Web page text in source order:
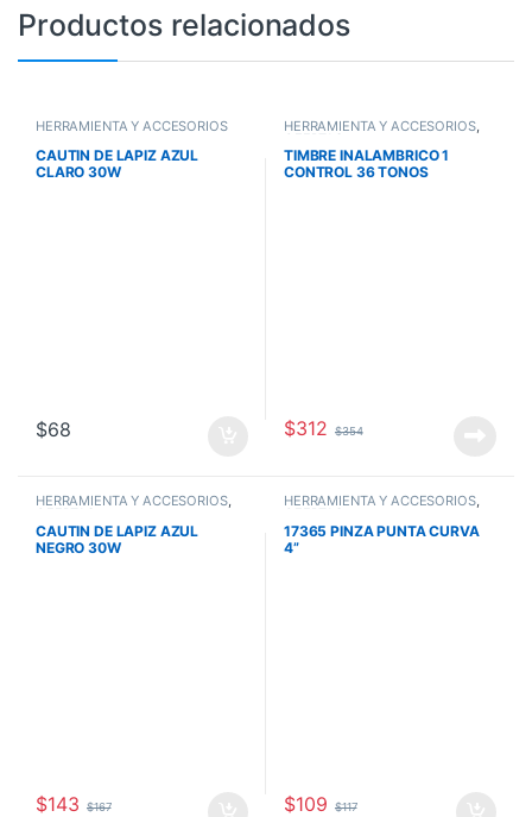
Productos relacionados
HERRAMIENTA Y ACCESORIOS
CAUTIN DE LAPIZ AZUL
CLARO 30W
$68
HERRAMIENTA Y ACCESORIOS,
OFERTAS
TIMBRE INALAMBRICO 1
CONTROL 36 TONOS
$312 $354
HERRAMIENTA Y ACCESORIOS,
OFERTAS
CAUTIN DE LAPIZ AZUL
NEGRO 30W
$143 $167
HERRAMIENTA Y ACCESORIOS,
OFERTAS
17365 PINZA PUNTA CURVA
4”
$109 $117